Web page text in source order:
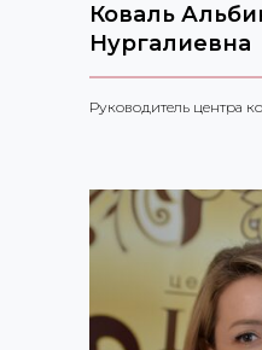
Коваль
Нургалиевна
Руководитель центра